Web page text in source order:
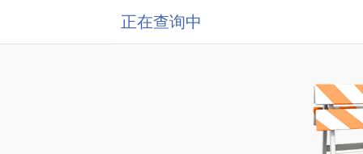
正在查询中